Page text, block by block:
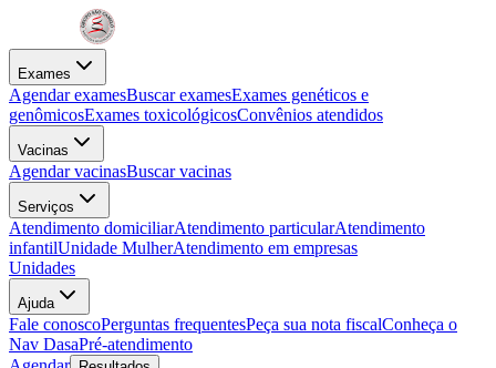
Exames
Agendar examesBuscar examesExames genéticos e
genômicosExames toxicológicosConvênios atendidos
Vacinas
Agendar vacinasBuscar vacinas
Serviços
Atendimento domiciliarAtendimento particularAtendimento
infantilUnidade MulherAtendimento em empresas
Unidades
Ajuda
Fale conoscoPerguntas frequentesPeça sua nota fiscalConheça o
Nav DasaPré-atendimento